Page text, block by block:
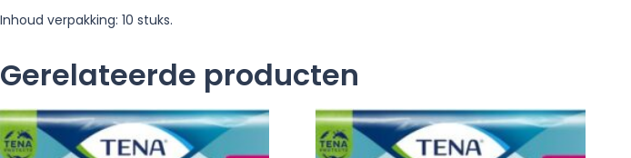
Inhoud verpakking: 10 stuks.
Gerelateerde producten